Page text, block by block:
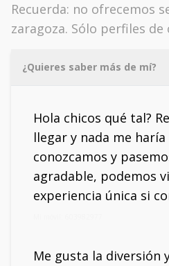
Recuerda: no ofrecemos
zaragoza. Sólo perfiles de
¿Quieres saber más de mí?
Hola chicos qué tal?
llegar y nada me
conozcamos y
agradable, podemos
experiencia única si
Me gusta la diversión